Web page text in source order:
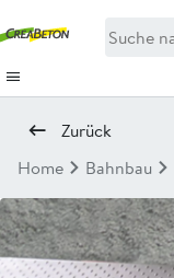
Zurück
Home
Bahnbau